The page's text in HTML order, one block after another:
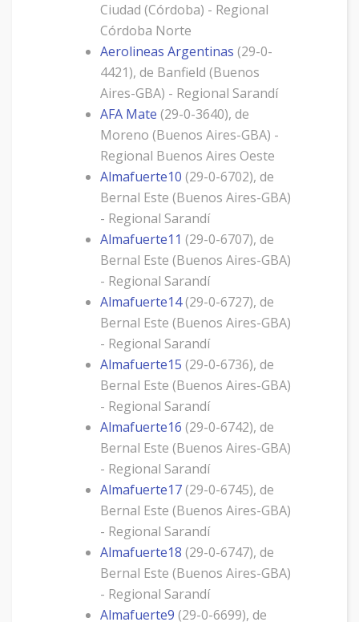
Ciudad (Córdoba) - Regional
Córdoba Norte
Aerolineas Argentinas (29-0-
4421), de Banfield (Buenos
Aires-GBA) - Regional Sarandí
AFA Mate (29-0-3640), de
Moreno (Buenos Aires-GBA) -
Regional Buenos Aires Oeste
Almafuerte10 (29-0-6702), de
Bernal Este (Buenos Aires-GBA)
- Regional Sarandí
Almafuerte11 (29-0-6707), de
Bernal Este (Buenos Aires-GBA)
- Regional Sarandí
Almafuerte14(29-0-6727), de
Bernal Este (Buenos Aires-GBA)
- Regional Sarandí
Almafuerte15 (29-0-6736), de
Bernal Este (Buenos Aires-GBA)
- Regional Sarandí
Almafuerte16 (29-0-6742), de
Bernal Este (Buenos Aires-GBA)
- Regional Sarandí
Almafuerte17(29-0-6745), de
Bernal Este (Buenos Aires-GBA)
- Regional Sarandí
Almafuerte18 (29-0-6747), de
Bernal Este (Buenos Aires-GBA)
- Regional Sarandí
Almafuerte9 (29-0-6699), de